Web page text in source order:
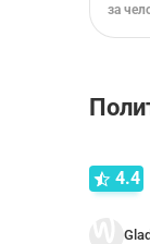
за
4.4